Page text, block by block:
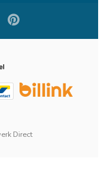
Direct